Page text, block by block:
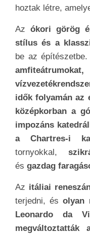
hoztak létre,
Az ókori görög
stílus és a
be az építészetbe.
idők folyamán az
középkorban a
impozáns
a Chartres-i
tornyokkal,
és gazdag
Az itáliai
terjedni, ésolyan
Leonardo da
megváltoztatták